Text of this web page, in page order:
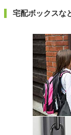
宅配ボックスな